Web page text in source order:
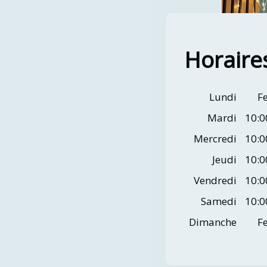
Lundi
Mardi
Mercredi
Jeudi
Vendredi
Samedi
Dimanche